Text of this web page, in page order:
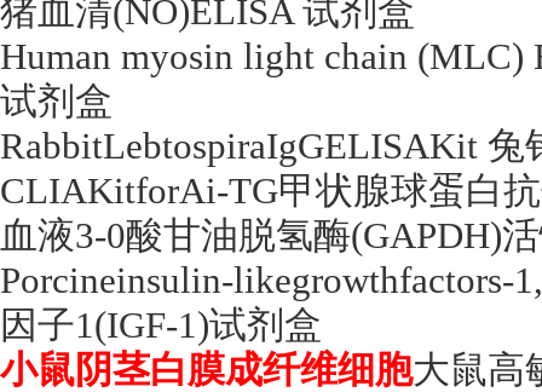
猪血清(NO)ELISA试剂盒
Human myosin light chain
试剂盒
RabbitLebtospiraIgGELISAKit 兔
CLIAKitforAi-TG甲状腺球蛋白
血液3-0酸甘油脱氢酶(GAPDH)
Porcineinsulin-likegrowthfactors-
因子1(IGF-1)试剂盒
小鼠阴茎白膜成纤维细胞大鼠高